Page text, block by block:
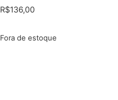
R$136,00
Fora de estoque